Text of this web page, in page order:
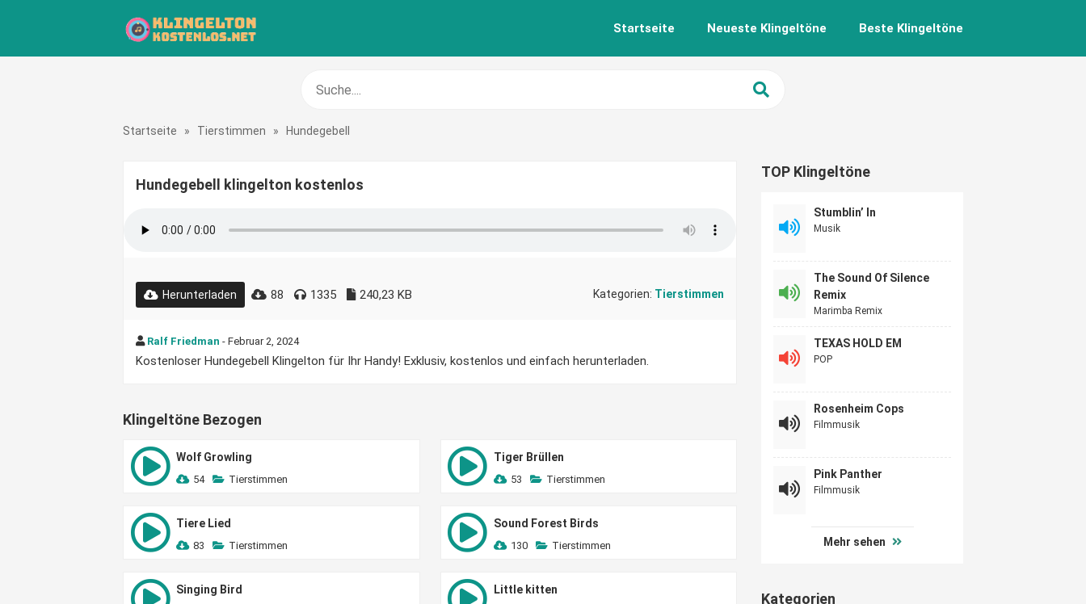
Startseite Neueste Klingeltöne Beste Klingeltöne
Startseite » Tierstimmen » Hundegebell
Hundegebell klingelton kostenlos
Herunterladen 88 1335 240,23 KB Kategorien: Tierstimmen
Ralf Friedman - Februar 2, 2024
Kostenloser Hundegebell Klingelton für Ihr Handy! Exklusiv, kostenlos und einfach herunterladen.
Klingeltöne Bezogen
Wolf Growling
54 Tierstimmen
Tiger Brüllen
53 Tierstimmen
Tiere Lied
83 Tierstimmen
Sound Forest Birds
130 Tierstimmen
Singing Bird Little kitten
TOP Klingeltöne
Stumblin’ In
Musik
The Sound Of Silence
Remix
Marimba Remix
TEXAS HOLD EM
POP
Rosenheim Cops
Filmmusik
Pink Panther
Filmmusik
Mehr sehen
Kategorien